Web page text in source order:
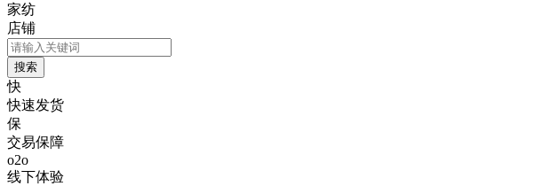
家纺
店铺
快
快速发货
保
交易保障
o2o
线下体验